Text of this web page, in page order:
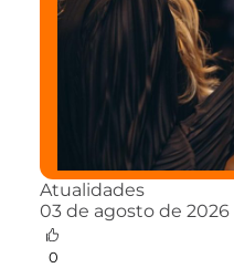
Atualidades
03 de agosto de 2026
0